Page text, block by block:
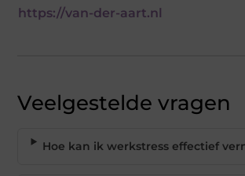
https://van-der-aart.nl
Veelgestelde vragen
Hoe kan ik werkstress effectief